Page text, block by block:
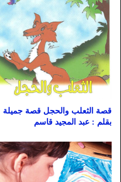
قصة الثعلب والحجل قصة جميلة
بقلم : عبد المجيد قاسم